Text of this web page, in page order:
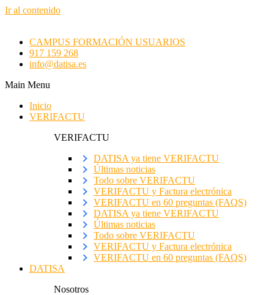
Ir al contenido
CAMPUS FORMACIÓN USUARIOS
917 159 268
info@datisa.es
Main Menu
Inicio
VERIFACTU
VERIFACTU
DATISA ya tiene VERIFACTU
Últimas noticias
Todo sobre VERIFACTU
VERIFACTU y Factura electrónica
VERIFACTU en 60 preguntas (FAQS)
DATISA ya tiene VERIFACTU
Últimas noticias
Todo sobre VERIFACTU
VERIFACTU y Factura electrónica
VERIFACTU en 60 preguntas (FAQS)
DATISA
Nosotros